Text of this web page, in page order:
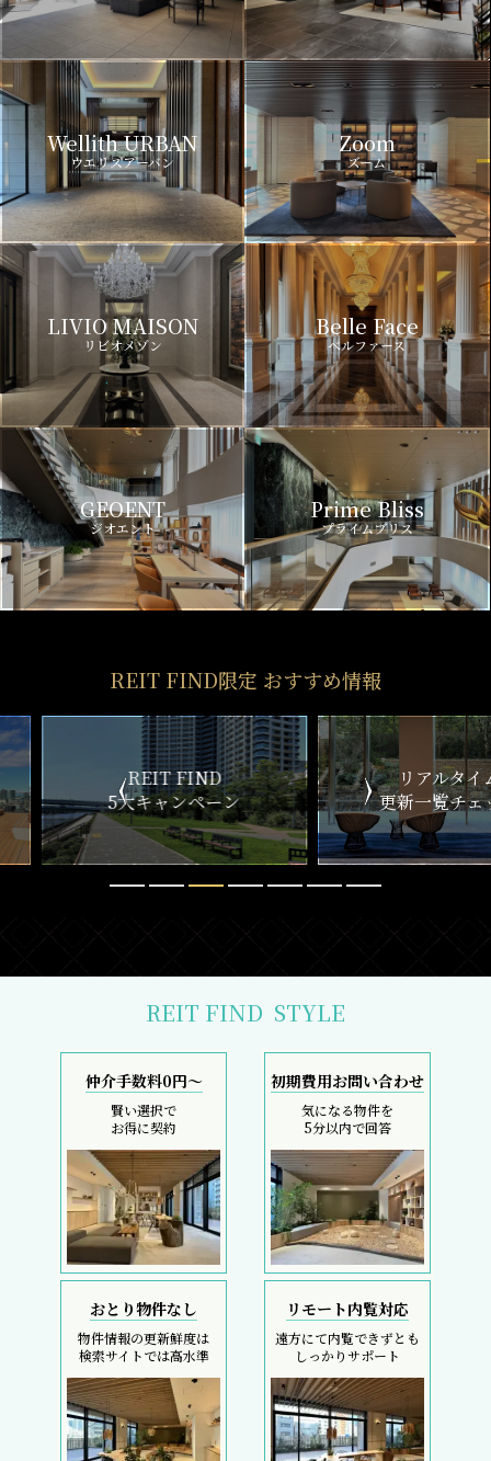
Wellith URBAN
ウエリスアーバン
Zoom
ズーム
LIVIO MAISON
リビオメゾン
Belle Face
ベルファース
GEOENT
ジオエント
Prime Bliss
プライムブリス
REIT FIND限定 おすすめ情報
ン
リアルタイム
更新一覧チェック
新
REIT FIND STYLE
仲介手数料0円～
賢い選択で
お得に契約
初期費用お問い合わせ
気になる物件を
5分以内で回答
おとり物件なし
物件情報の更新鮮度は
検索サイトでは高水準
リモート内覧対応
遠方にて内覧できずとも
しっかりサポート